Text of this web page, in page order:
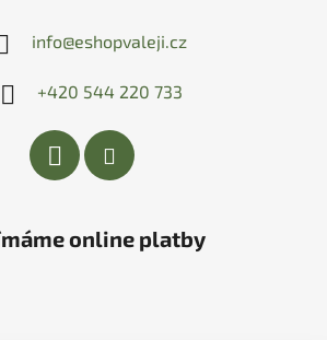
info@eshopvaleji.cz
+420 544 220 733
online platby